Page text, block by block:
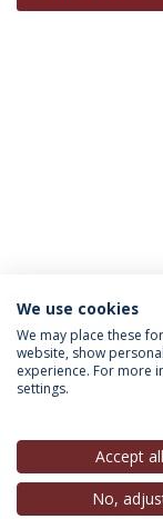
We use cookies
We may place these
website, show
experience. For more
settings.
Accept all
No,